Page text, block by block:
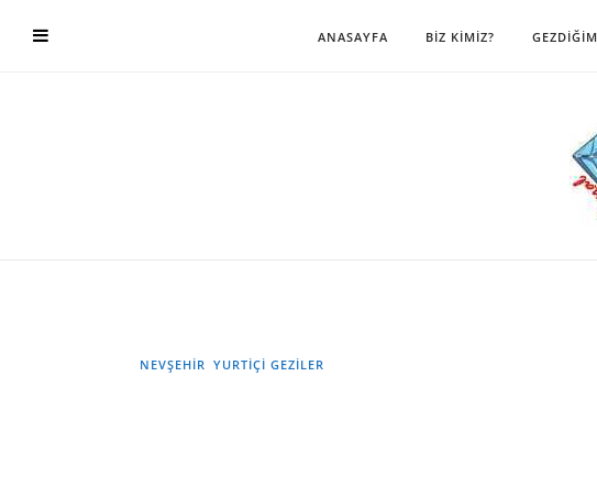
ANASAYFA BİZ KİMİZ?
NEVŞEHİR YURTIÇI GEZILER